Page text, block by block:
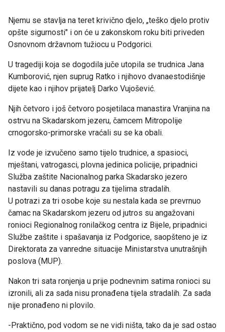
Njemu se stavlja na teret krivično djelo, „teško djelo protiv
opšte sigurnosti" i on će u zakonskom roku biti priveden
Osnovnom državnom tužiocu u Podgorici.
U tragediji koja se dogodila juče utopila se trudnica Jana
Kumborović, njen suprug Ratko i njihovo dvanaestodišnje
dijete kao i njihov prijatelj Darko Vujošević.
Njih četvoro i još četvoro posjetilaca manastira Vranjina na
ostrvu na Skadarskom jezeru, čamcem Mitropolije
crnogorsko-primorske vraćali su se ka obali.
Iz vode je izvučeno samo tijelo trudnice, a spasioci,
mještani, vatrogasci, plovna jedinica policije, pripadnici
Služba zaštite Nacionalnog parka Skadarsko jezero
nastavili su danas potragu za tijelima stradalih.
U potrazi za tri osobe koje su nestala kada se prevrnuo
čamac na Skadarskom jezeru od jutros su angažovani
ronioci Regionalnog ronilačkog centra iz Bijele, pripadnici
Službe zaštite i spašavanja iz Podgorice, saopšteno je iz
Direktorata za vanredne situacije Ministarstva unutrašnjih
poslova (MUP).
Nakon tri sata ronjenja u prije podnevnim satima ronioci su
izronili, ali za sada nisu pronađena tijela stradalih. Za sada
nije pronađeno ni plovilo.
-Praktično, pod vodom se ne vidi ništa, tako da je sad ostao